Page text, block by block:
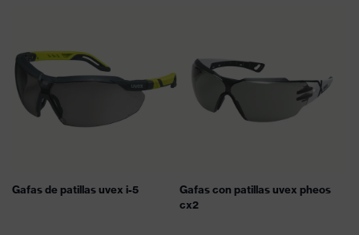
Gafas de patillas uvex i-5
Gafas con patillas uvex pheos
cx2